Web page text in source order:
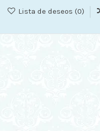
Lista de deseos (0)